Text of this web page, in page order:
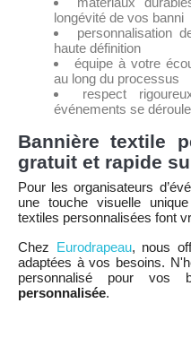
longévité de vos banni
personnalisation
haute définition
équipe à votre
au long du processus
respect
événements se
Bannière textile
gratuit et rapide
Pour les organisateurs
une touche visuelle
textiles personnalisées font
Chez Eurodrapeau, nous
adaptées à vos besoins.
personnalisé pour vos
personnalisée.